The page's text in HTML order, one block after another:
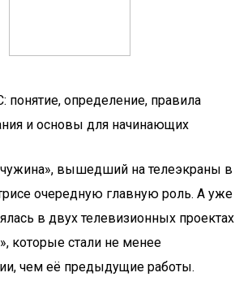
понятие, определение, правила
и основы для начинающих
вышедший на телеэкраны в
очередную главную роль. А уже
в двух телевизионных проектах
которые стали не менее
чем её предыдущие работы.